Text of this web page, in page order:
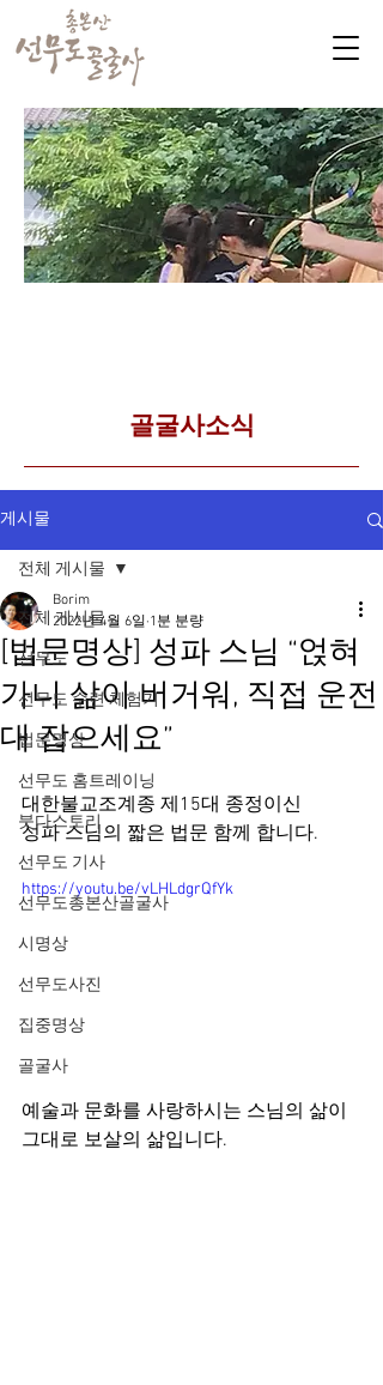
​골굴사소식
게시물
전체 게시물
선무도
선무도 수련 체험기
법문명상
선무도 홈트레이닝
붓다스토리
선무도 기사
선무도총본산골굴사
시명상
선무도사진
집중명상
골굴사
전체 게시물
[법문명상] 성파 스님 “얹혀
가니 삶이 버거워, 직접 운전
대 잡으세요”
Borim
2022년 4월 6일 1분 분량
대한불교조계종 제15대 종정이신
성파 스님의 짧은 법문 함께 합니다.
https://youtu.be/vLHLdgrQfYk
예술과 문화를 사랑하시는 스님의 삶이
그대로 보살의 삶입니다.